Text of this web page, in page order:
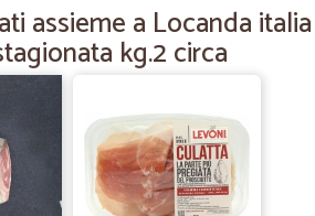
di tutto. Lo ricomprerò
assieme a Locanda italia
kg.2 circa